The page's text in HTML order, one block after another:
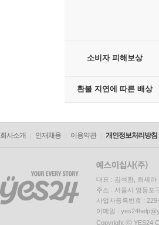
소비자 피해보상
환불 지연에 따른 배상
회사소개 인재채용 이용약관 개인정보처리방침
대표 : 김석환, 최세라
주소 : 서울시 영등포
사업자등록번호 :
이메일 :
Copyright ⓒ YES24